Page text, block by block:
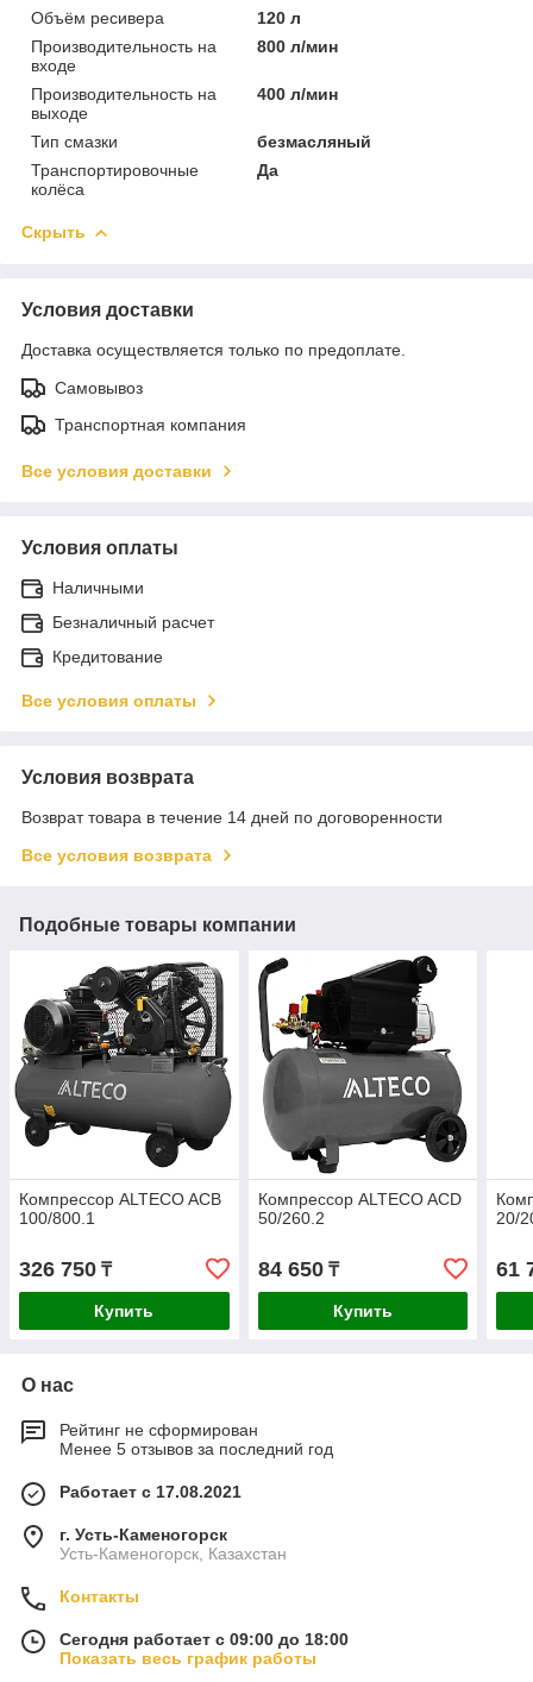
Объём ресивера
120 л
Производительность на
входе
800 л/мин
Производительность на
выходе
400 л/мин
Тип смазки
безмасляный
Транспортировочные
колёса
Да
Скрыть
Условия доставки
Доставка осуществляется только по предоплате.
Самовывоз
Транспортная компания
Все условия доставки
Условия оплаты
Наличными
Безналичный расчет
Кредитование
Все условия оплаты
Условия возврата
Возврат товара в течение 14 дней по договоренности
Все условия возврата
Подобные товары компании
Компрессор ALTECO ACB
100/800.1
326 750 ₸
Купить
Компрессор ALTECO ACD
50/260.2
84 650₸
Купить
20/
61
О нас
Рейтинг не сформирован
Менее 5 отзывов за последний год
Работает с 17.08.2021
г. Усть-Каменогорск
Усть-Каменогорск, Казахстан
Контакты
Сегодня работает с 09:00 до 18:00
Показать весь график работы